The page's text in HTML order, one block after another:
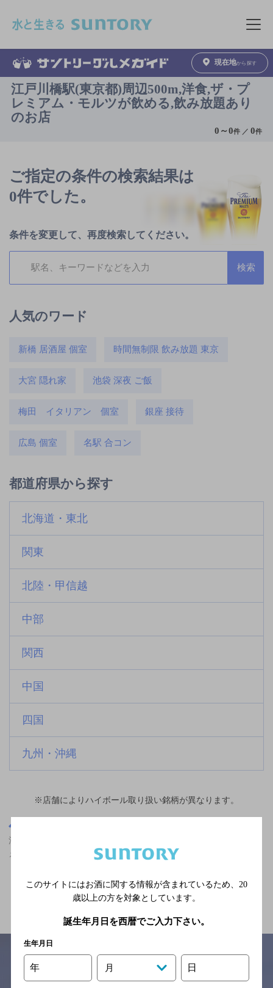
メニュ
現在地から探す
江戸川橋駅(東京都)周辺500m,洋食,ザ・プ
レミアム・モルツが飲める,飲み放題あり
のお店
0 ～0件 ／0件
ご指定の条件の検索結果は
0件でした。
条件を変更して、再度検索してください。
人気のワード
新橋 居酒屋 個室 時間無制限 飲み放題 東京
大宮 隠れ家 池袋 深夜 ご飯
梅田 イタリアン 個室 銀座 接待
広島 個室 名駅 合コン
都道府県から探す
北海道・東北
関東
北陸・甲信越
中部
関西
中国
四国
九州・沖縄
※店舗によりハイボール取り扱い銘柄が異なります。
江戸川橋駅(東京都)周辺500m,洋食,ザ・プレミアム・モルツが飲め
る,飲み放題ありのお店
関連ページ
このサイトにはお酒に関する情報が含まれているため、 20
歳以上の方を対象としています。
誕生年月日を西暦でご入力下さい。
生年月日
年 月 日